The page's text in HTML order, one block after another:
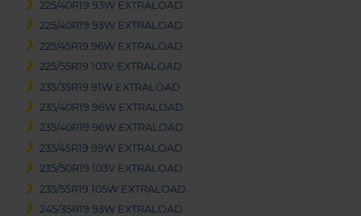
225/40R19 93W EXTRALOAD
225/40R19 93W EXTRALOAD
225/45R19 96W EXTRALOAD
225/55R19 103V EXTRALOAD
235/35R19 91W EXTRALOAD
235/40R19 96W EXTRALOAD
235/40R19 96W EXTRALOAD
235/45R19 99W EXTRALOAD
235/50R19 103V EXTRALOAD
235/55R19 105W EXTRALOAD
245/35R19 93W EXTRALOAD